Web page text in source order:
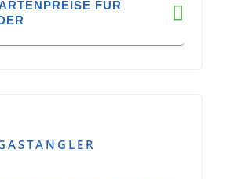
FÜR